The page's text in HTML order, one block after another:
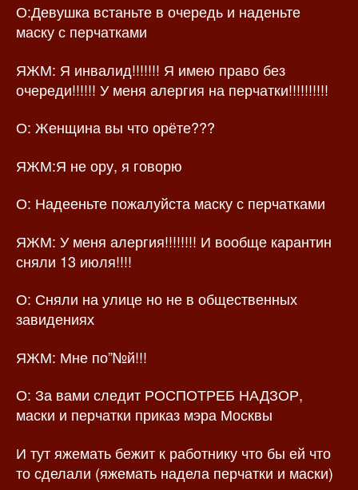
О:Девушка встаньте в очередь и наденьте
маску с перчатками
ЯЖМ: Я инвалид!!!!!!! Я имею право без
очереди!!!!!! У меня алергия на перчатки!!!!!!!!!!
О: Женщина вы что орёте???
ЯЖМ:Я не ору, я говорю
О: Надееньте пожалуйста маску с перчатками
ЯЖМ: У меня алергия!!!!!!!! И вообще карантин
сняли 13 июля!!!!
О: Сняли на улице но не в общественных
завидениях
ЯЖМ: Мне по”№й!!!
О: За вами следит РОСПОТРЕБ НАДЗОР,
маски и перчатки приказ мэра Москвы
И тут яжемать бежит к работнику что бы ей что
то сделали (яжемать надела перчатки и маски)